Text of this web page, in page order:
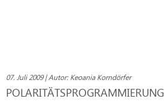
07. Juli 2009 | Autor: Keoania Korndörfer
POLARITÄTSPROGRAMMIERUNG